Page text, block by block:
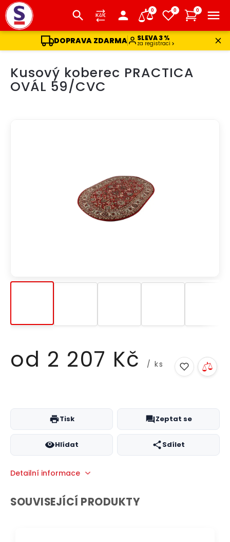
DOPRAVA ZDARMA SLEVA 3 %
za registraci
0 0 0
obsahKusový koberec PRACTICA
OVÁL 59/CVC
od 2 207 Kč / ks
Tisk Zeptat se
Hlídat Sdílet
Detailní informace
SOUVISEJÍCÍ PRODUKTY